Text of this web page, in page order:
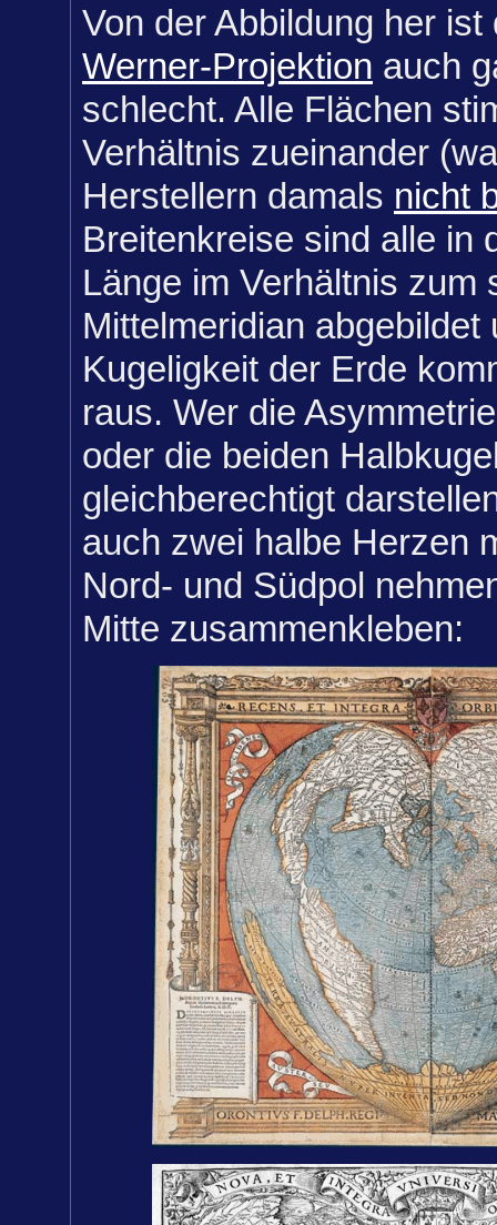
Von der Abbildung her
Werner-Projektion auch
schlecht. Alle Flächen
Verhältnis zueinander
Herstellern damals nicht
Breitenkreise sind alle in
Länge im Verhältnis zum
Mittelmeridian abgebildet
Kugeligkeit der Erde
raus. Wer die
oder die beiden
gleichberechtigt
auch zwei halbe Herzen
Nord- und Südpol
Mitte zusammenkleben: